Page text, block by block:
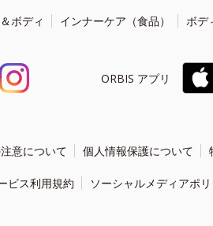
ボディ インナーケア（食品） ボデ
ORBIS アプリ
意について 個人情報保護について
ビス利用規約 ソーシャルメディアポ